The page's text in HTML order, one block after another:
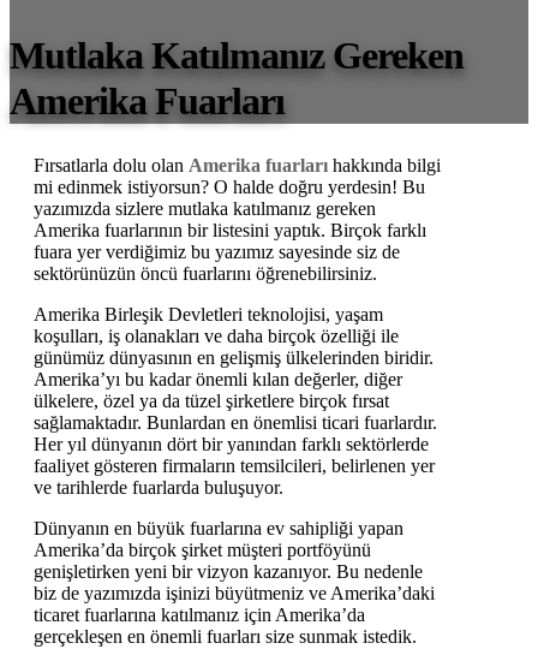
Mutlaka Katılmanız Gereken
Amerika Fuarları
Fırsatlarla dolu olan Amerika fuarları hakkında bilgi
mi edinmek istiyorsun? O halde doğru yerdesin! Bu
yazımızda sizlere mutlaka katılmanız gereken
Amerika fuarlarının bir listesini yaptık. Birçok farklı
fuara yer verdiğimiz bu yazımız sayesinde siz de
sektörünüzün öncü fuarlarını öğrenebilirsiniz.
Amerika Birleşik Devletleri teknolojisi, yaşam
koşulları, iş olanakları ve daha birçok özelliği ile
günümüz dünyasının en gelişmiş ülkelerinden biridir.
Amerika’yı bu kadar önemli kılan değerler, diğer
ülkelere, özel ya da tüzel şirketlere birçok fırsat
sağlamaktadır. Bunlardan en önemlisi ticari fuarlardır.
Her yıl dünyanın dört bir yanından farklı sektörlerde
faaliyet gösteren firmaların temsilcileri, belirlenen yer
ve tarihlerde fuarlarda buluşuyor.
Dünyanın en büyük fuarlarına ev sahipliği yapan
Amerika’da birçok şirket müşteri portföyünü
genişletirken yeni bir vizyon kazanıyor. Bu nedenle
biz de yazımızda işinizi büyütmeniz ve Amerika’daki
ticaret fuarlarına katılmanız için Amerika’da
gerçekleşen en önemli fuarları size sunmak istedik.